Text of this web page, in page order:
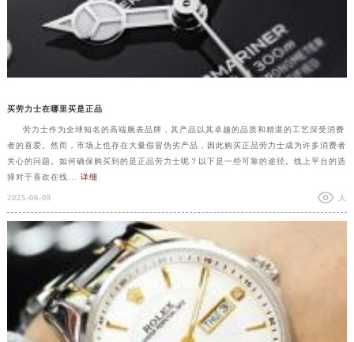
买劳力士在哪里买是正品
劳力士作为全球知名的高端腕表品牌，其产品以其卓越的品质和精湛的工艺深受消费
者的喜爱。然而，市场上也存在大量假冒伪劣产品，因此购买正品劳力士成为许多消费者
关心的问题。如何确保购买到的是正品劳力士呢？以下是一些可靠的途径。线上平台的选
择对于喜欢在线... 详细
2025-06-08 人